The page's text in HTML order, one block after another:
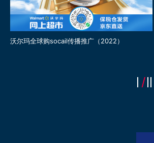
沃尔玛全球购socail传播推广（2022）